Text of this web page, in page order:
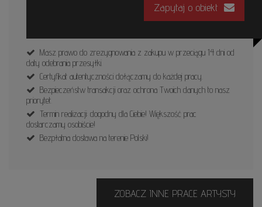
Zapytaj o obiekt
Masz prawo do zrezygnowania z zakupu w przeciągu 14 dni od
daty odebrania przesyłki.
Certyfikat autentyczności dołączamy do każdej pracy.
Bezpieczeństw transakcji oraz ochrona Twoich danych to nasz
priorytet.
Termin realizacji: dogodny dla Ciebie! Większość prac
dostarczamy osobiście!
Bezpłatna dostawa na terenie Polski!
ZOBACZ INNE PRACE ARTYSTY